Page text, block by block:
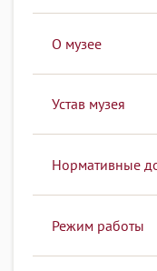
О музее
Устав музея
Нормативные
Режим работы